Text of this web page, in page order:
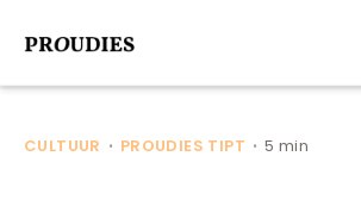
CULTUUR • PROUDIES TIPT •5 min